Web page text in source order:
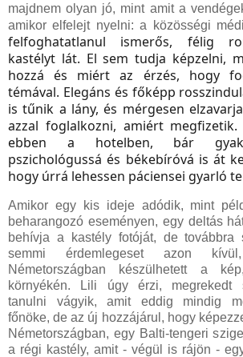
majdnem olyan jó, mint amit a
amikor elfelejt nyelni: a közösségi
felfoghatatlanul ismerős, félig
kastélyt lát. El sem tudja képzelni,
hozzá és miért az érzés, hogy
témával. Elegáns és főképp
is tűnik a lány, és mérgesen
azzal foglalkozni, amiért
ebben a hotelben, bár
pszichológussá és békebíróvá is át
hogy úrrá lehessen páciensei gyarló
Amikor egy kis ideje adódik, mint
beharangozó eseményen, egy deltás
behívja a kastély fotóját, de továbbra
semmi érdemlegeset azon
Németországban készülhetett a
környékén. Lili úgy érzi, megrekedt
tanulni vágyik, amit eddig mindig
főnöke, de az új hozzájárul, hogy
Németországban, egy Balti-tengeri
a régi kastély, amit - végül is rájön -